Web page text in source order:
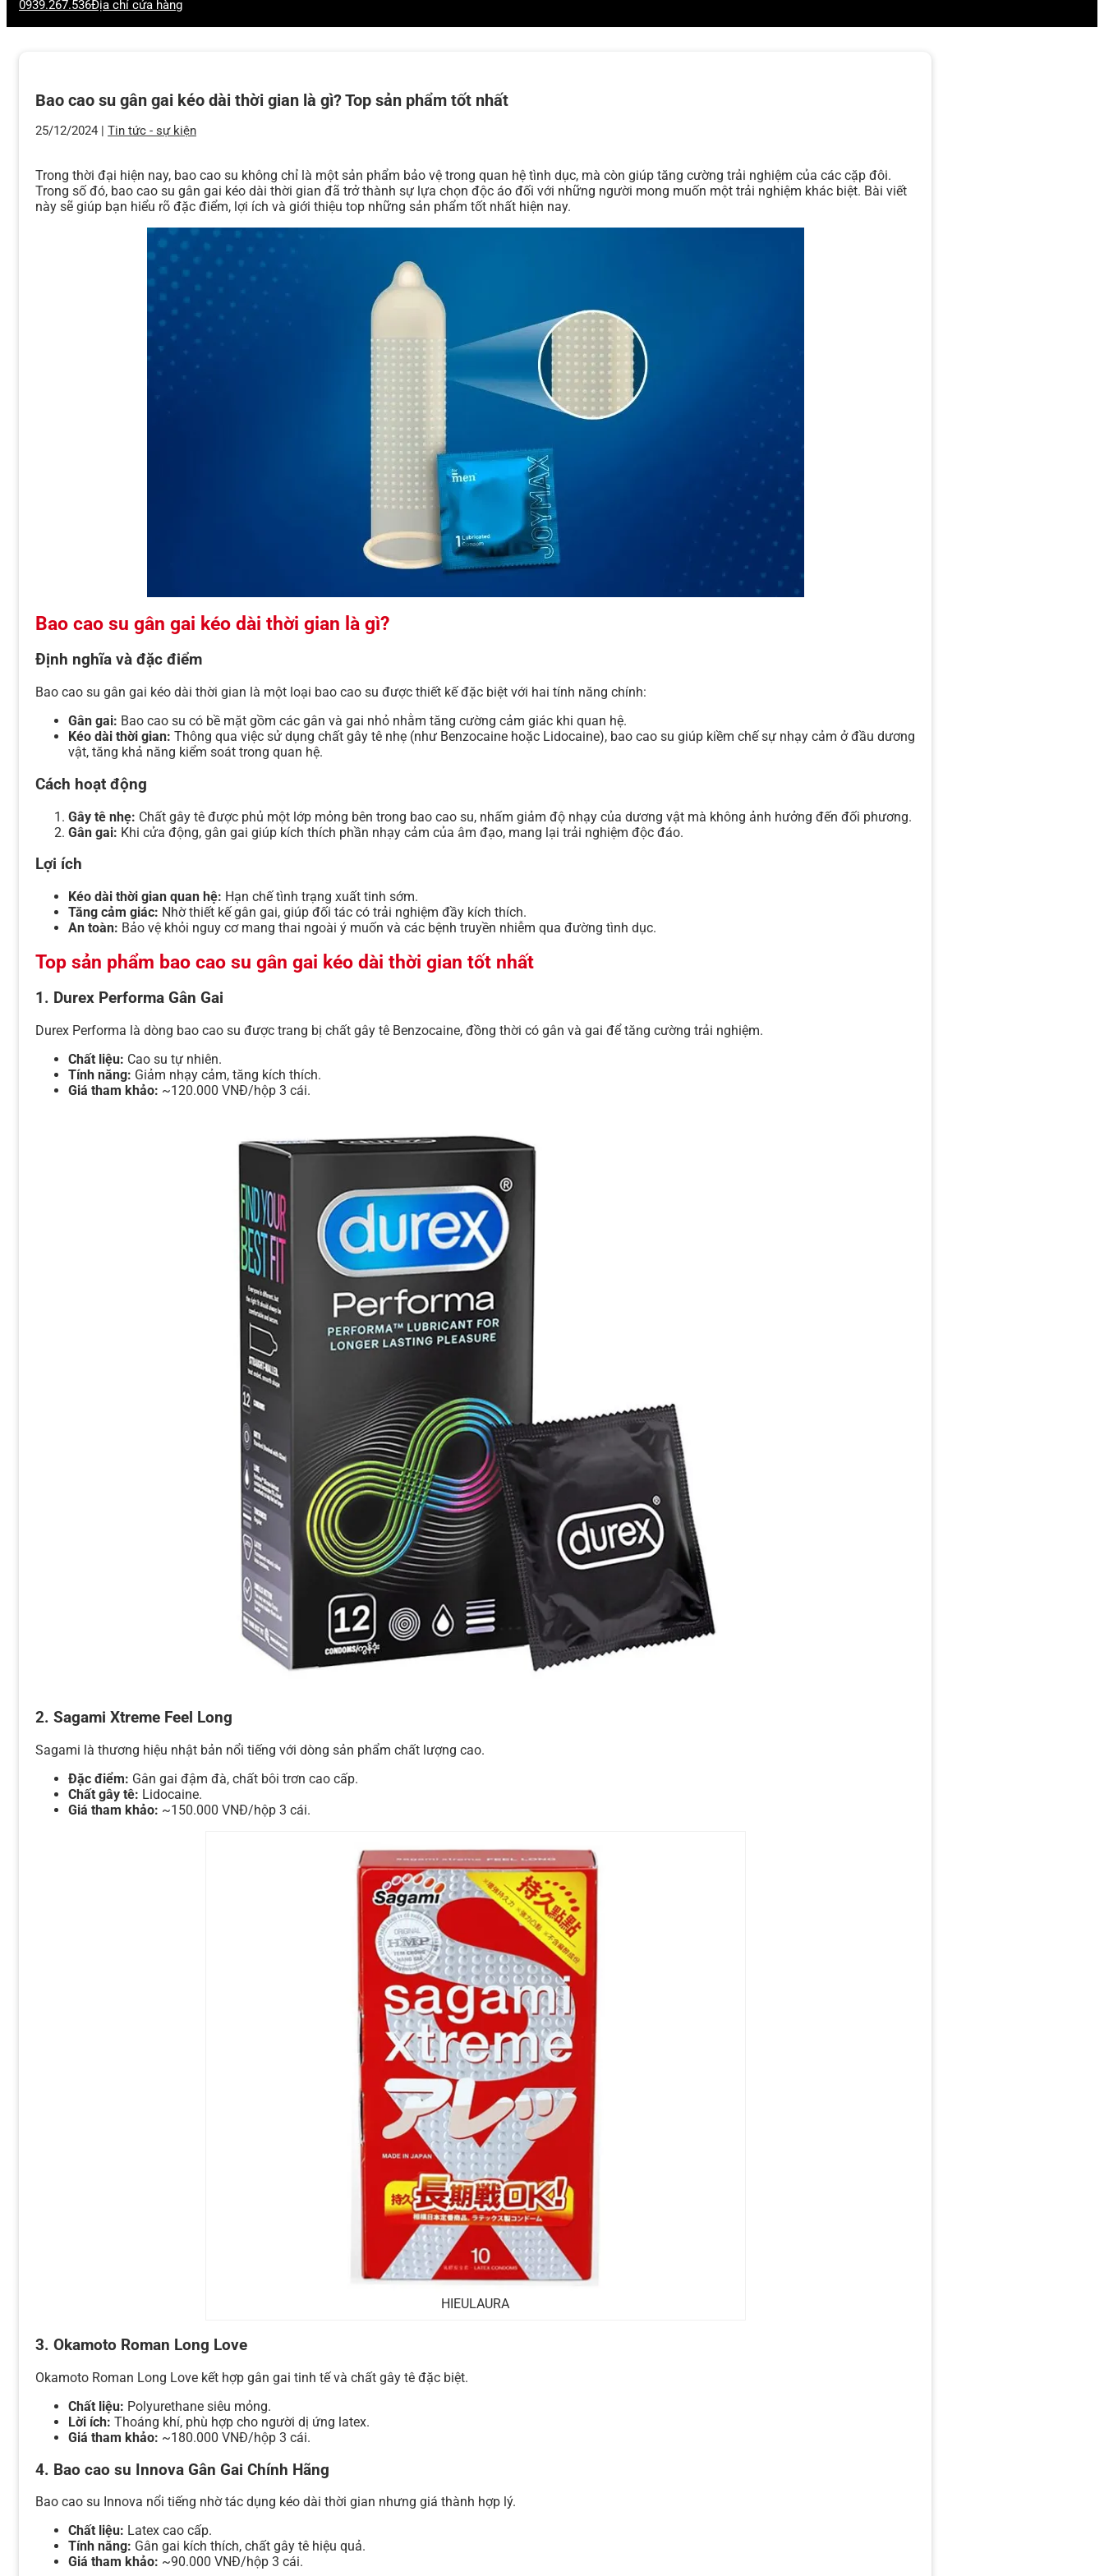
0939.267.536Địa chỉ cửa hàng
Bao cao su gân gai kéo dài thời gian là gì? Top sản phẩm tốt nhất
25/12/2024 | Tin tức - sự kiện
Trong thời đại hiện nay, bao cao su không chỉ là một sản phẩm bảo vệ trong quan hệ tình dục, mà còn giúp tăng cường trải nghiệm của các cặp đôi.
Trong số đó, bao cao su gân gai kéo dài thời gian đã trở thành sự lựa chọn độc áo đối với những người mong muốn một trải nghiệm khác biệt. Bài viết
này sẽ giúp bạn hiểu rõ đặc điểm, lợi ích và giới thiệu top những sản phẩm tốt nhất hiện nay.
Bao cao su gân gai kéo dài thời gian là gì?
Định nghĩa và đặc điểm
Bao cao su gân gai kéo dài thời gian là một loại bao cao su được thiết kế đặc biệt với hai tính năng chính:
Gân gai: Bao cao su có bề mặt gồm các gân và gai nhỏ nhằm tăng cường cảm giác khi quan hệ.
Kéo dài thời gian: Thông qua việc sử dụng chất gây tê nhẹ (như Benzocaine hoặc Lidocaine), bao cao su giúp kiềm chế sự nhạy cảm ở đầu dương
vật, tăng khả năng kiểm soát trong quan hệ.
Cách hoạt động
Gây tê nhẹ: Chất gây tê được phủ một lớp mỏng bên trong bao cao su, nhấm giảm độ nhạy của dương vật mà không ảnh hưởng đến đối phương.
Gân gai: Khi cửa động, gân gai giúp kích thích phần nhạy cảm của âm đạo, mang lại trải nghiệm độc đáo.
Lợi ích
Kéo dài thời gian quan hệ: Hạn chế tình trạng xuất tinh sớm.
Tăng cảm giác: Nhờ thiết kế gân gai, giúp đối tác có trải nghiệm đầy kích thích.
An toàn: Bảo vệ khỏi nguy cơ mang thai ngoài ý muốn và các bệnh truyền nhiễm qua đường tình dục.
Top sản phẩm bao cao su gân gai kéo dài thời gian tốt nhất
1. Durex Performa Gân Gai
Durex Performa là dòng bao cao su được trang bị chất gây tê Benzocaine, đồng thời có gân và gai để tăng cường trải nghiệm.
Chất liệu: Cao su tự nhiên.
Tính năng: Giảm nhạy cảm, tăng kích thích.
Giá tham khảo: ~120.000 VNĐ/hộp 3 cái.
2. Sagami Xtreme Feel Long
Sagami là thương hiệu nhật bản nổi tiếng với dòng sản phẩm chất lượng cao.
Đặc điểm: Gân gai đậm đà, chất bôi trơn cao cấp.
Chất gây tê: Lidocaine.
Giá tham khảo: ~150.000 VNĐ/hộp 3 cái.
HIEULAURA
3. Okamoto Roman Long Love
Okamoto Roman Long Love kết hợp gân gai tinh tế và chất gây tê đặc biệt.
Chất liệu: Polyurethane siêu mỏng.
Lời ích: Thoáng khí, phù hợp cho người dị ứng latex.
Giá tham khảo: ~180.000 VNĐ/hộp 3 cái.
4. Bao cao su Innova Gân Gai Chính Hãng
Bao cao su Innova nổi tiếng nhờ tác dụng kéo dài thời gian nhưng giá thành hợp lý.
Chất liệu: Latex cao cấp.
Tính năng: Gân gai kích thích, chất gây tê hiệu quả.
Giá tham khảo: ~90.000 VNĐ/hộp 3 cái.